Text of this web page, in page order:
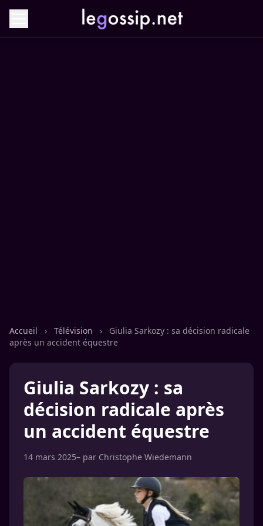
Accueil › Télévision ›
Giulia Sarkozy : sa décision radicale
après un accident équestre
Giulia Sarkozy : sa
décision radicale après
un accident équestre
14 mars 2025– par Christophe Wiedemann